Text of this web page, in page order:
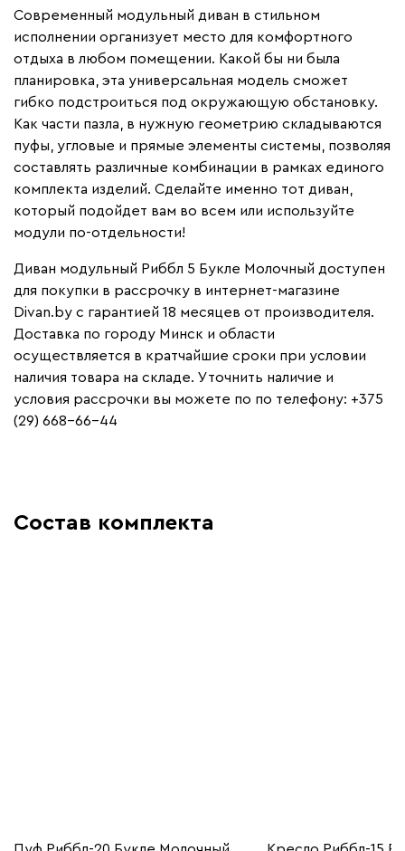
Современный модульный диван в стильном
исполнении организует место для комфортного
отдыха в любом помещении. Какой бы ни была
планировка, эта универсальная модель сможет
гибко подстроиться под окружающую обстановку.
Как части пазла, в нужную геометрию складываются
пуфы, угловые и прямые элементы системы, позволяя
составлять различные комбинации в рамках единого
комплекта изделий. Сделайте именно тот диван,
который подойдет вам во всем или используйте
модули по-отдельности!
Диван модульный Риббл 5 Букле Молочный доступен
для покупки в рассрочку в интернет-магазине
Divan.by с гарантией 18 месяцев от производителя.
Доставка по городу Минск и области
осуществляется в кратчайшие сроки при условии
наличия товара на складе. Уточнить наличие и
условия рассрочки вы можете по по телефону: +375
(29) 668-66-44
Состав комплекта